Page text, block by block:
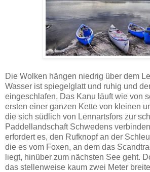
Die Wolken hängen niedrig über dem
Wasser ist spiegelglatt und ruhig und
eingeschlafen. Das Kanu läuft wie von
ersten einer ganzen Kette von kleinen
die sich südlich von Lennartsfors zur
Paddellandschaft Schwedens
erfordert es, den Rufknopf an der
die es vom Foxen, an dem das
liegt, hinüber zum nächsten See geht.
das stellenweise kaum zwei Meter